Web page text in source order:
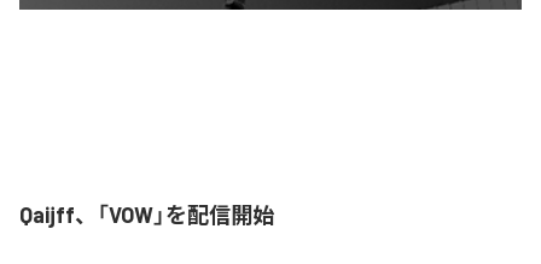
Qaijff、「VOW」を配信開始